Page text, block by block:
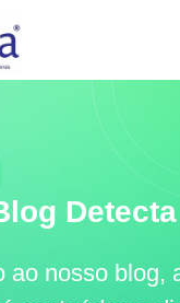
Detecta
ao nosso blog,